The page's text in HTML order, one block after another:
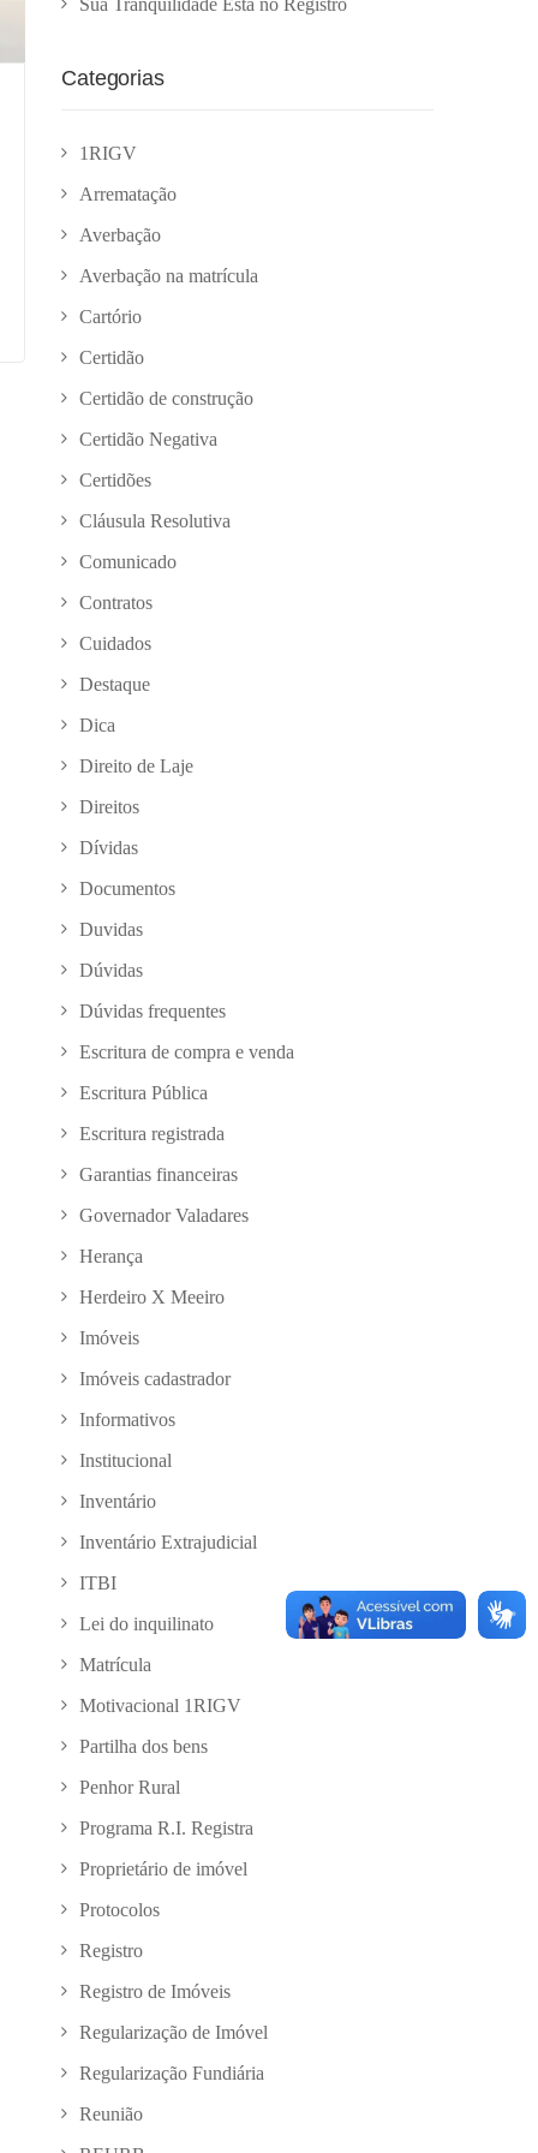
Sua Tranquilidade Está no Registro
Categorias
1RIGV
Arrematação
Averbação
Averbação na matrícula
Cartório
Certidão
Certidão de construção
Certidão Negativa
Certidões
Cláusula Resolutiva
Comunicado
Contratos
Cuidados
Destaque
Dica
Direito de Laje
Direitos
Dívidas
Documentos
Duvidas
Dúvidas
Dúvidas frequentes
Escritura de compra e venda
Escritura Pública
Escritura registrada
Garantias financeiras
Governador Valadares
Herança
Herdeiro X Meeiro
Imóveis
Imóveis cadastrador
Informativos
Institucional
Inventário
Inventário Extrajudicial
ITBI
Lei do inquilinato
Matrícula
Motivacional 1RIGV
Partilha dos bens
Penhor Rural
Programa R.I. Registra
Proprietário de imóvel
Protocolos
Registro
Registro de Imóveis
Regularização de Imóvel
Regularização Fundiária
Reunião